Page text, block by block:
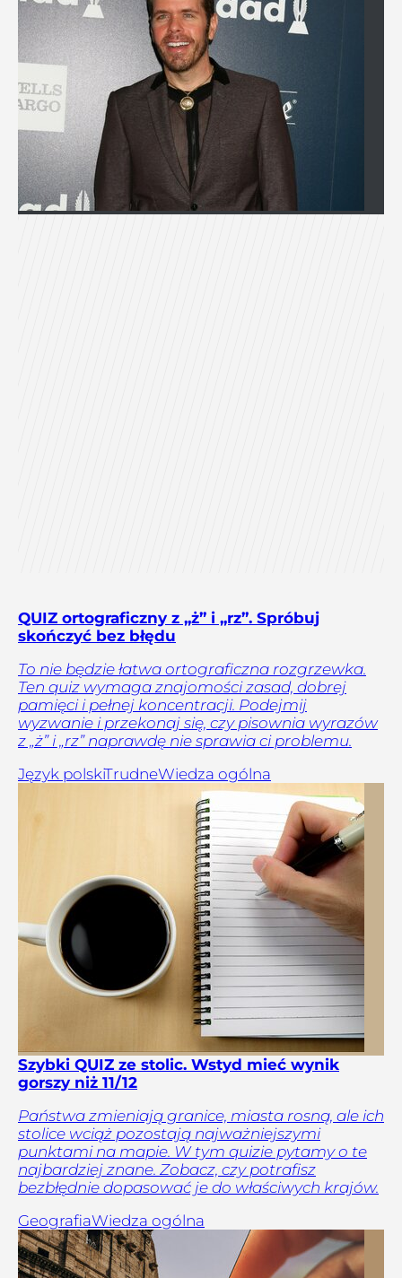
QUIZ ortograficzny z „ż” i „rz”. Spróbuj
skończyć bez błędu
To nie będzie łatwa ortograficzna rozgrzewka.
Ten quiz wymaga znajomości zasad, dobrej
pamięci i pełnej koncentracji. Podejmij
wyzwanie i przekonaj się, czy pisownia wyrazów
z „ż” i „rz” naprawdę nie sprawia ci problemu.
Język polskiTrudneWiedza ogólna
Szybki QUIZ ze stolic. Wstyd mieć wynik
gorszy niż 11/12
Państwa zmieniają granice, miasta rosną, ale ich
stolice wciąż pozostają najważniejszymi
punktami na mapie. W tym quizie pytamy o te
najbardziej znane. Zobacz, czy potrafisz
bezbłędnie dopasować je do właściwych krajów.
GeografiaWiedza ogólna